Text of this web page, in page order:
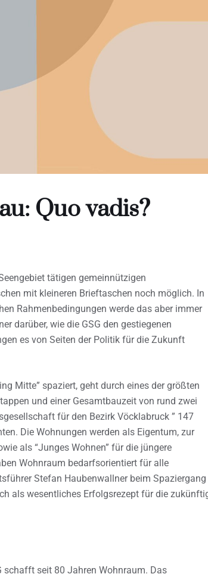
Quo vadis?
tätigen gemeinnützigen
mit kleineren Brieftaschen noch möglich. In
Rahmenbedingungen werde das aber immer
darüber, wie die GSG den gestiegenen
es von Seiten der Politik für die Zukunft
Mitte” spaziert, geht durch eines der größten
und einer Gesamtbauzeit von rund zwei
für den Bezirk Vöcklabruck ” 147
Die Wohnungen werden als Eigentum, zur
als “Junges Wohnen” für die jüngere
Wohnraum bedarfsorientiert für alle
Stefan Haubenwallner beim Spaziergang
als wesentliches Erfolgsrezept für die
schafft seit 80 Jahren Wohnraum. Das